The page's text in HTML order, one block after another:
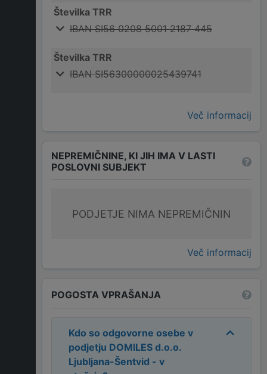
Številka TRR
IBAN SI56 0208 5001 2187 445
Številka TRR
IBAN SI56300000025439741
Več informacij
NEPREMIČNINE, KI JIH IMA V LASTI
POSLOVNI SUBJEKT
PODJETJE NIMA NEPREMIČNIN
Več informacij
POGOSTA VPRAŠANJA
Kdo so odgovorne osebe v
podjetju DOMILES d.o.o.
Ljubljana-Šentvid - v